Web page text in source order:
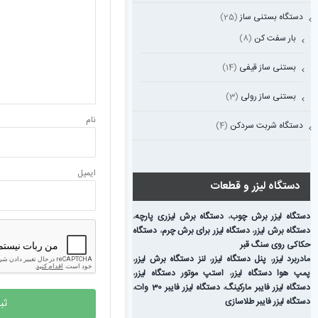
دستگاه بستنی ساز (25)
بار سفت کن (8)
بستنی ساز قیفی (14)
بستنی ساز رولی (3)
دستگاه شربت سردکن (4)
دستگاه لیزر و قطعات
دستگاه لیزر برش چوب، دستگاه برش لیزری پارچه،
دستگاه برش لیزر، دستگاه لیزر برای برش چرم، دستگاه
حکاکی روی سنگ قبر
مادربرد لیزر، پنل دستگاه لیزر،لنز دستگاه برش لیزر،
پمپ هوا دستگاه لیزر، استپ موتور دستگاه لیزر،
دستگاه لیزر فایبر مارکینگ، دستگاه لیزر فایبر 30 وات
،
دستگاه لیزر فایبر طلاسازی